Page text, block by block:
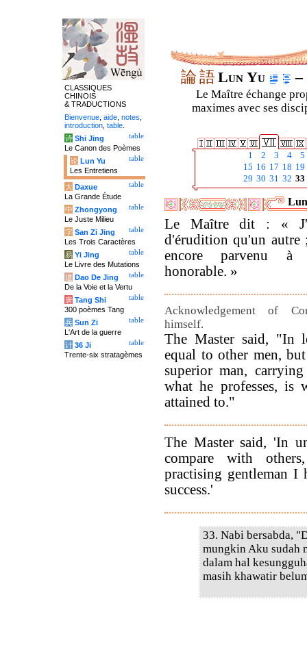
論語Lun Yu –
Le Maître échange
maximes avec ses
1 2 3 4
5
15 16 17 18 19
29 30 31 32 33
Le Maître dit : «
d'érudition qu'un autre
encore parvenu
honorable. »
Acknowledgement of
himself.
The Master said, "In
equal to other men,
superior man,
what he professes, is
attained to."
The Master said, 'In
compare with
practising gentleman I
success.'
33. Nabi bersabda,
mungkin Aku sudah
dalam hal
masih khawatir
CLASSIQUES
CHINOIS
& TRADUCTIONS
Bienvenue aide notes
introduction table
table
诗 Shi Jing
Le Canon des Poèmes
table
论 Lun Yu
Les Entretiens
table
大 Daxue
La Grande Étude
table
中 Zhongyong
Le Juste Milieu
table
字 San Zi Jing
Les Trois Caractères
table
易 Yi Jing
Le Livre des Mutations
table
道 Dao De Jing
De la Voie et la Vertu
table
唐 Tang Shi
300 poèmes Tang
table
兵 Sun Zi
L'Art de la guerre
table
计 36 Ji
Trente-six stratagèmes